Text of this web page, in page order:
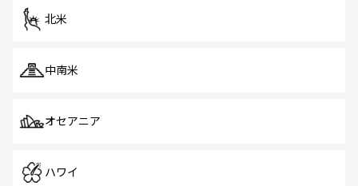
北米
中南米
オセアニア
ハワイ